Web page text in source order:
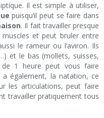
Il est simple à utiliser,
puisqu’il peut se faire dans
. Il fait travailler presque
et peut bruler entre
le rameur ou l’aviron. Ils
et le bas (mollets, suisses,
1 heure peut vous faire
a également, la natation, ce
les articulations, peut faire
travailler pratiquement tous